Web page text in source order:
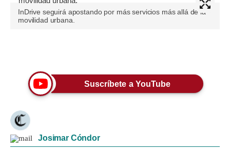
InDrive seguirá apostando por más servicios más allá de la
movilidad urbana.
Suscríbete a YouTube
Josimar Cóndor